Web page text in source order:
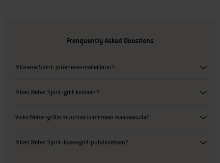
Frenquently Asked Questions
Mitä eroa Spirit- ja Genesis-malleilla on?
Miten Weber Spirit -grilli kootaan?
Voiko Weber-grillin muuntaa toimimaan maakaasulla?
Miten Weber Spirit -kaasugrilli puhdistetaan?